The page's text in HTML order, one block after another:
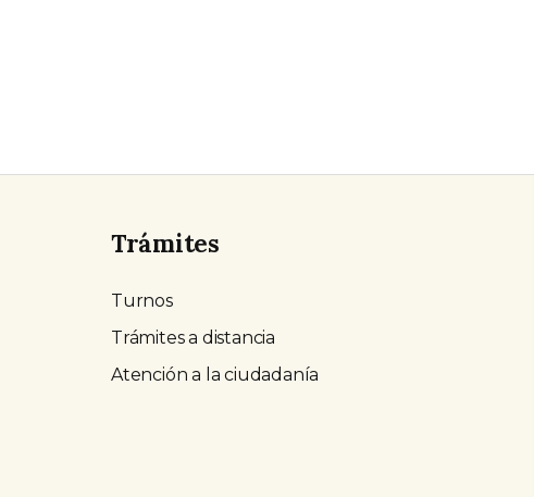
Trámites
Turnos
Trámites a distancia
Atención a la ciudadanía